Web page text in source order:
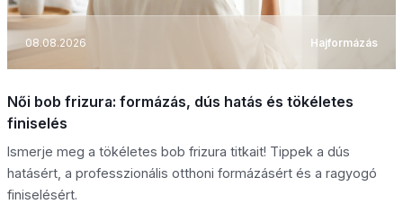
08.08.2026 Hajformázás
Női bob frizura: formázás, dús hatás és tökéletes
finiselés
Ismerje meg a tökéletes bob frizura titkait! Tippek a dús
hatásért, a professzionális otthoni formázásért és a ragyogó
finiselésért.